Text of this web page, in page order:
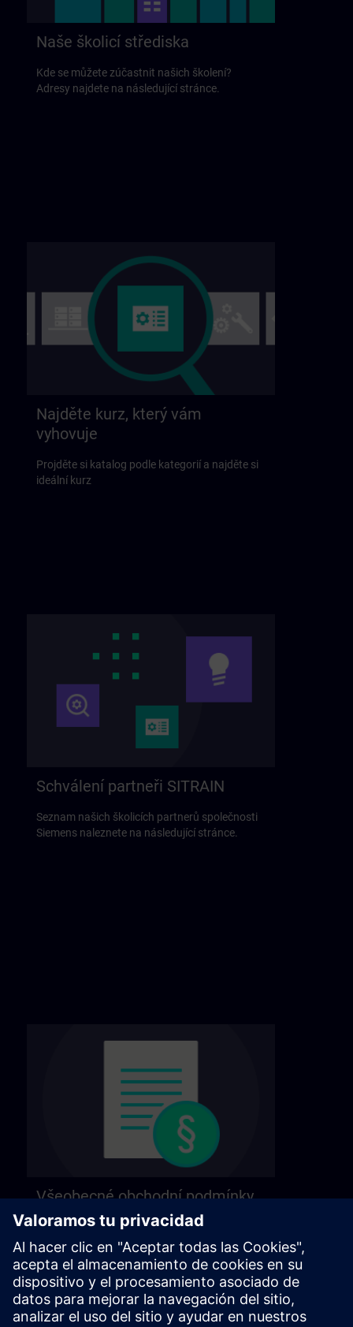
Naše školicí střediska
Kde se můžete zúčastnit našich školení?
Adresy najdete na následující stránce.
Najděte kurz, který vám
vyhovuje
Projděte si katalog podle kategorií a najděte si
ideální kurz
Schválení partneři SITRAIN
Seznam našich školicích partnerů společnosti
Siemens naleznete na následující stránce.
Všeobecné obchodní podmínky
Naše všeobecné obchodní podmínky najdete
na následující stránce.